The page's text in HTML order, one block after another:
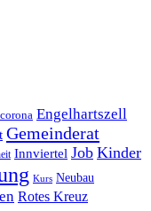
corona Engelhartszell
Gemeinderat
Innviertel Job Kinder
Kurs Neubau
Rotes Kreuz